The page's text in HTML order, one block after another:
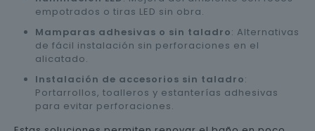
empotrados o tiras LED sin obra.
Mamparas adhesivas o sin taladro: Alternativas
de fácil instalación sin perforaciones en el
alicatado.
Instalación de accesorios sin taladro:
Portarrollos, toalleros y estanterías adhesivas
para evitar perforaciones.